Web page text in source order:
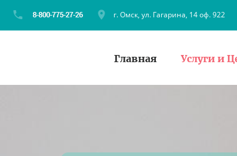
г. Омск, ул. Гагарина, 14 оф. 922
Главная Услуги и